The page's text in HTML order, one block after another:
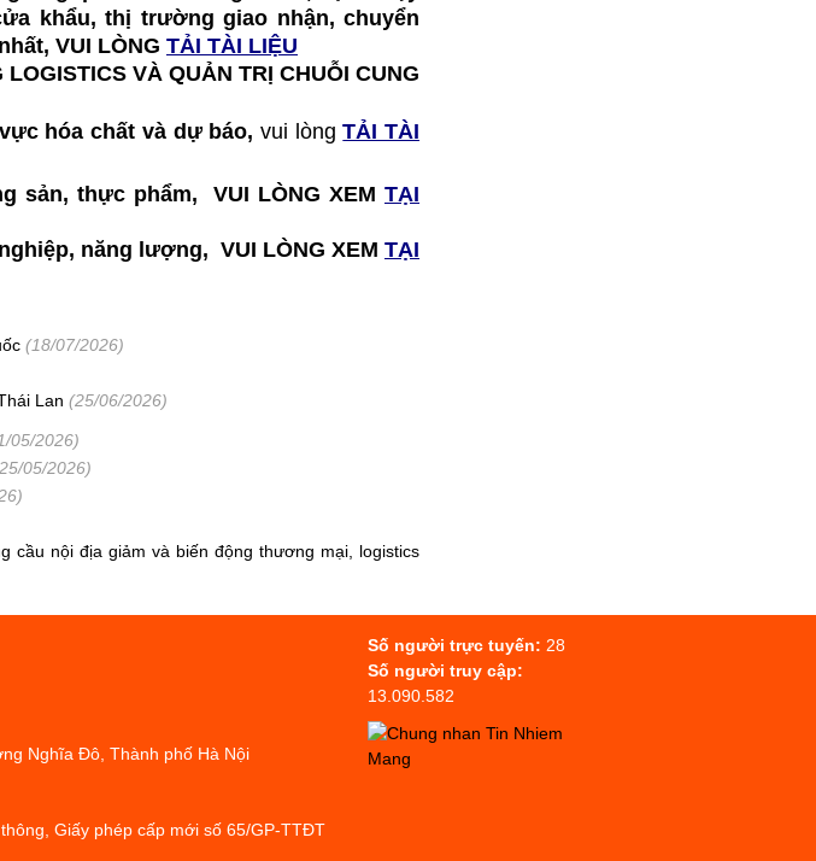
khẩu, thị trường giao nhận, chuyển
VUI LÒNG TẢI TÀI LIỆU
VÀ QUẢN TRỊ CHUỖI CUNG
hóa chất và dự báo, vui lòngTẢI TÀI
sản, thực phẩm, VUI LÒNG XEM TẠI
năng lượng, VUI LÒNG XEM TẠI
(18/07/2026)
Lan (25/06/2026)
05/2026)
05/2026)
cầu nội địa giảm và biến động thương mại, logistics
Nghĩa Đô, Thành phố Hà Nội
Giấy phép cấp mới số 65/GP-TTĐT
Số người trực tuyến: 28
Số người truy cập:
13.090.582